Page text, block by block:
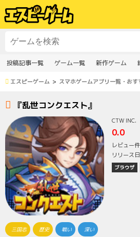
投稿記事一覧 ゲーム一覧 新作ゲーム
エスピーゲーム スマホゲームアプリ一覧・お
『乱世コンクエスト』
CTW INC.
0.0
レビュー
リリース日
ブラウザ
三国志 歴史 戦い 深い